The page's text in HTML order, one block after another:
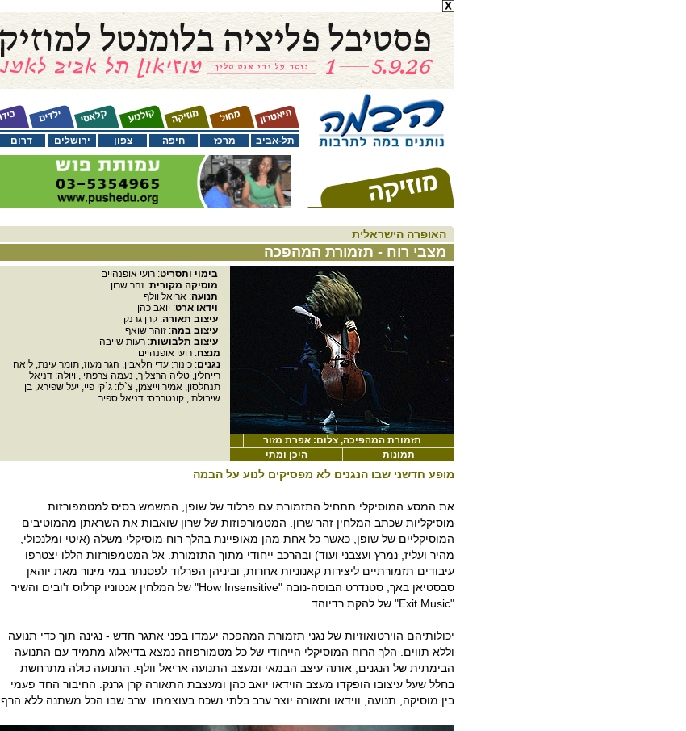
דרום ירושלים צפון חיפה מרכז תל-אביב
האופרה הישראלית
מצבי רוח - תזמורת המהפכה
בימוי ותסריט: רועי אופנהיים
מוסיקה מקורית: זהר שרון
תנועה: אריאל וולף
וידאו ארט: יואב כהן
עיצוב תאורה: קרן גרנק
עיצוב במה: זוהר שואף
עיצוב תלבושות: רעות שייבה
מנצח: רועי אופנהיים
נגנים: כינור: עדי חלאבין, הגר מעוז, תומר עינת, ליאה
רייחלין, טליה הרצליך, נעמה צרפתי , ויולה: דניאל
תנחלסון, אמיר וייצמן, צ`לו: ג`קי פיי, יעל שפירא, בן
שיבולת , קונטרבס: דניאל ספיר
תזמורת המהפיכה, צלום: אפרת מזור
תמונות
היכן ומתי
מופע חדשני שבו הנגנים לא מפסיקים לנוע על הבמה
את המסע המוסיקלי תתחיל התזמורת עם פרלוד של שופן, המשמש בסיס למטמפורזות
מוסיקליות שכתב המלחין זהר שרון. המטמורפוזות של שרון שואבות את השראתן מהמוטיבים
המוסיקליים של שופן, כאשר כל אחת מהן מאופיינת בהלך רוח מוסיקלי משלה (איטי ומלנכולי,
מהיר ועליז, נמרץ ועצבני ועוד) ובהרכב ייחודי מתוך התזמורת. אל המטמפורזות הללו יצטרפו
עיבודים תזמורתיים ליצירות קאנוניות אחרות, וביניהן הפרלוד לפסנתר במי מינור מאת יוהאן
סבסטיאן באך, סטנדרט הבוסה-נובה "How Insensitive" של המלחין אנטוניו קרלוס ז'ובים והשיר
"Exit Music" של להקת רדיוהד.
יכולותיהם הוירטואוזיות של נגני תזמורת המהפכה יעמדו בפני אתגר חדש - נגינה תוך כדי תנועה
וללא תווים. הלך הרוח המוסיקלי הייחודי של כל מטמורפוזה נמצא בדיאלוג מתמיד עם התנועה
הבימתית של הנגנים, אותה עיצב הבמאי ומעצב התנועה אריאל וולף. התנועה כולה מתרחשת
בחלל שעל עיצובו הופקדו מעצב הוידאו יואב כהן ומעצבת התאורה קרן גרנק. החיבור החד פעמי
בין מוסיקה, תנועה, ווידאו ותאורה יוצר ערב בלתי נשכח בעוצמתו. ערב שבו הכל משתנה ללא הרף.